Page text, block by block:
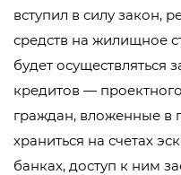
вступил в силу закон,
средств на жилищное
будет осуществляться
кредитов —
граждан, вложенные в
храниться на счетах
банках, доступ к ним